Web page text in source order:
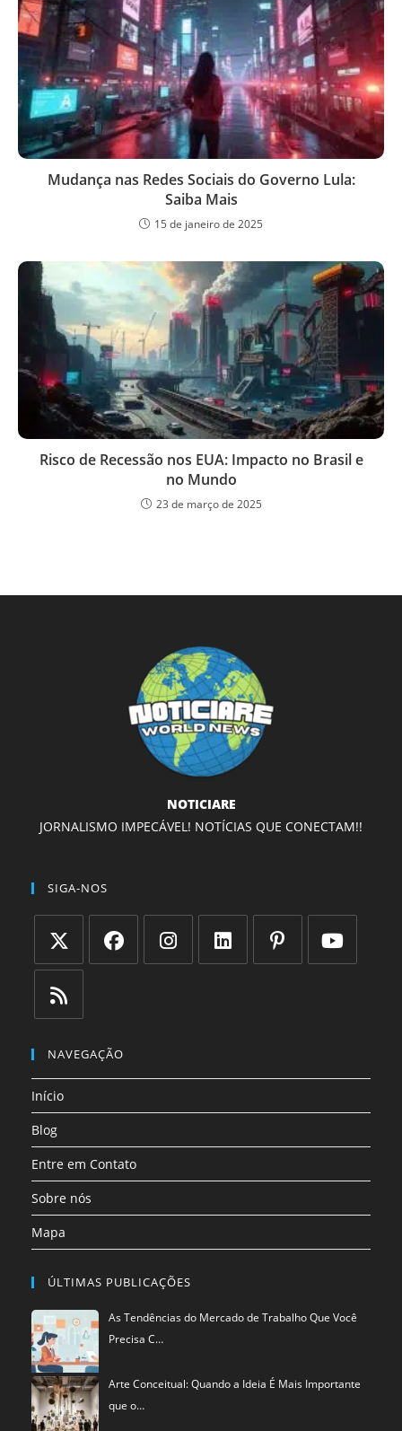
Mudança nas Redes Sociais do Governo Lula:
Saiba Mais
15 de janeiro de 2025
Risco de Recessão nos EUA: Impacto no Brasil e
no Mundo
23 de março de 2025
NOTICIARE
JORNALISMO IMPECÁVEL! NOTÍCIAS QUE CONECTAM!!
SIGA-NOS
Abre
em
uma
aba
aba
em
uma
nova
NAVEGAÇÃO
Início
Blog
Entre em Contato
Sobre nós
Mapa
ÚLTIMAS PUBLICAÇÕES
As Tendências do Mercado de Trabalho Que Você
Precisa C…
Arte Conceitual: Quando a Ideia É Mais Importante
que o…